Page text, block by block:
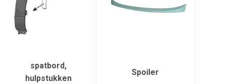
spatbord,
hulpstukken
Spoiler